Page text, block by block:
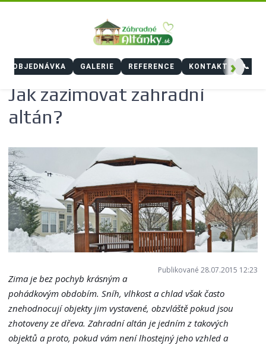
OBJEDNÁVKA GALERIE REFERENCE KONTAKT 📞
›
Jak zazimovat zahradní
altán?
Publikované 28.07.2015 12:23
Zima je bez pochyb krásným a
pohádkovým obdobím. Sníh, vlhkost a chlad však často
znehodnocují objekty jim vystavené, obzvláště pokud jsou
zhotoveny ze dřeva. Zahradní altán je jedním z takových
objektů a proto, pokud vám není lhostejný jeho vzhled a